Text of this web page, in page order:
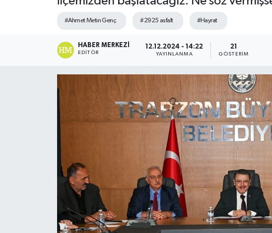
#Ahmet Metin Genç #2925 asfalt #Hayrat
HABER MERKEZI
EDITÖR
12.12.2024 - 14:22
YAYINLANMA
21
GÖSTERIM